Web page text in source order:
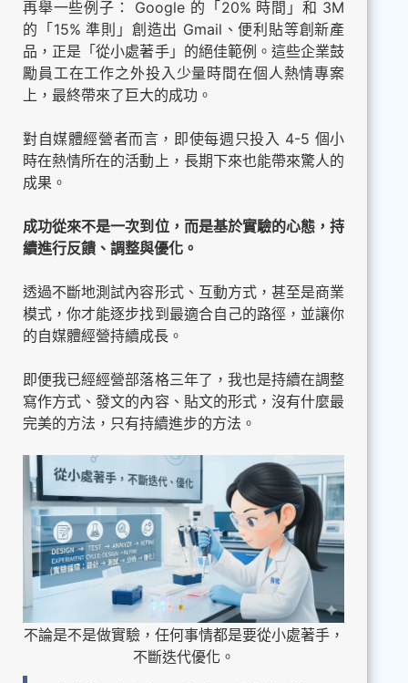
再舉一些例子： Google 的「20% 時間」和 3M
的「15% 準則」創造出 Gmail、便利貼等創新產
品，正是「從小處著手」的絕佳範例。這些企業鼓
勵員工在工作之外投入少量時間在個人熱情專案
上，最終帶來了巨大的成功。
對自媒體經營者而言，即使每週只投入 4-5 個小
時在熱情所在的活動上，長期下來也能帶來驚人的
成果。
成功從來不是一次到位，而是基於實驗的心態，持
續進行反饋、調整與優化。
透過不斷地測試內容形式、互動方式，甚至是商業
模式，你才能逐步找到最適合自己的路徑，並讓你
的自媒體經營持續成長。
即便我已經經營部落格三年了，我也是持續在調整
寫作方式、發文的內容、貼文的形式，沒有什麼最
完美的方法，只有持續進步的方法。
不論是不是做實驗，任何事情都是要從小處著手，
不斷迭代優化。